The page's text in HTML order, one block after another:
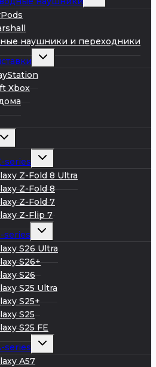
дочернее
наушники и переходники
Развернуть
дочернее
меню
Xbox
Развернуть
дочернее
series
Развернуть
дочернее
меню
Z-Fold 8 Ultra
Z-Fold 8
Z-Fold 7
Z-Flip 7
series
Развернуть
дочернее
меню
S26 Ultra
S26+
S26
S25 Ultra
S25+
S25
S25 FE
series
Развернуть
дочернее
меню
A57